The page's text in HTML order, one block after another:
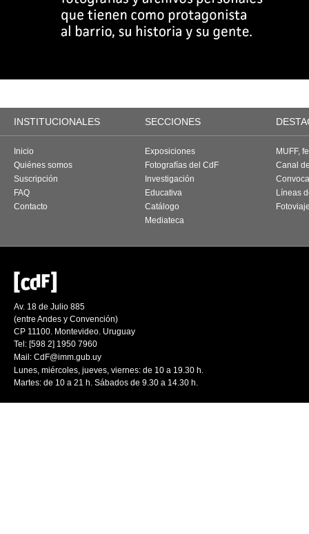
INSTITUCIONALES SECCIONES
Inicio
Quiénes somos
Suscripción
FAQ
Contacto
Exposiciones
Fotografías del CdF
Investigación
Educativa
Catálogo
Mediateca
MUFF,
Canal
Líneas
Av. 18 de Julio 885
(entre Andes y Convención)
CP 11100. Montevideo. Uruguay
Tel: [598 2] 1950 7960
Mail: CdF@imm.gub.uy
Lunes, miércoles, jueves, viernes: de 10 a 19.30 h.
Martes: de 10 a 21 h. Sábados de 9.30 a 14.30 h.